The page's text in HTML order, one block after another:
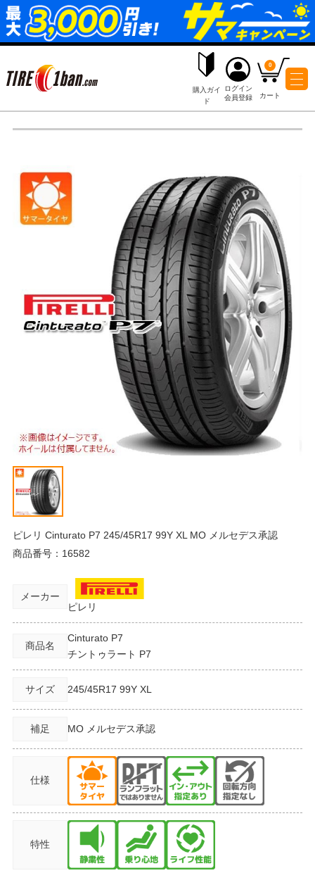
購入ガイ
ド
ログイン
ピレリ Cinturato P7 245/45R17 99Y XL MO メルセデス承認
商品番号： 16582
メーカー
ピレリ
商品名
Cinturato P7
チントゥラート P7
サイズ 245/45R17 99Y XL
補足 MO メルセデス承認
仕様
特性